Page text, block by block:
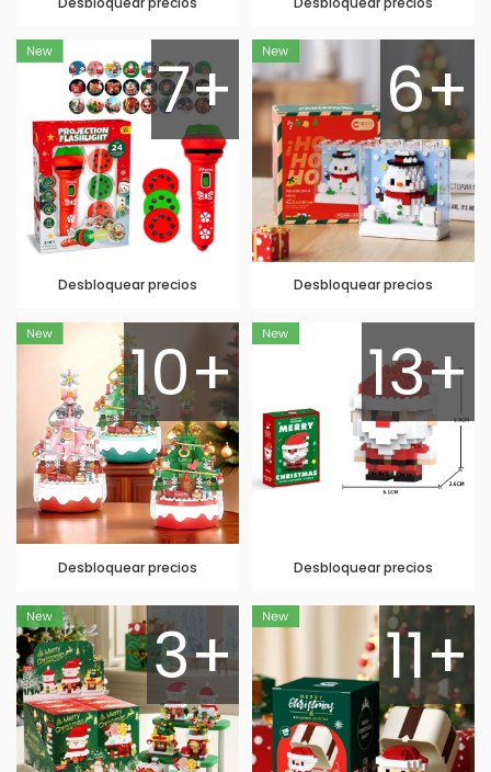
7+
Desbloquear precios
6+
Desbloquear precios
10+
Desbloquear precios
13+
Desbloquear precios
3+ 11+